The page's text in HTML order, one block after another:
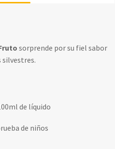
sorprende por su fiel sabor
silvestres.
de líquido
de niños